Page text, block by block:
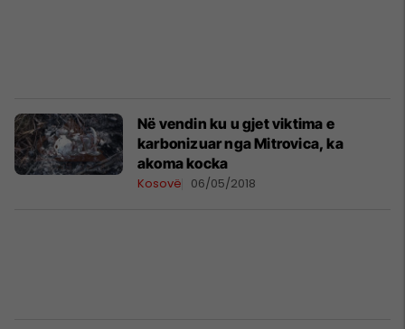
Në vendin ku u gjet viktima e
karbonizuar nga Mitrovica, ka
akoma kocka
Kosovë 06/05/2018